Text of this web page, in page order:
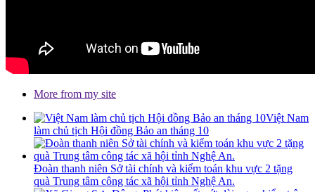
More from my site
Việt Nam
làm chủ tịch Hội đồng Bảo an tháng 10
Đoàn thanh niên Sở tài chính và kiểm toán khu vực 2 tặng
quà Trung tâm công tác xã hội tỉnh Nghệ An.